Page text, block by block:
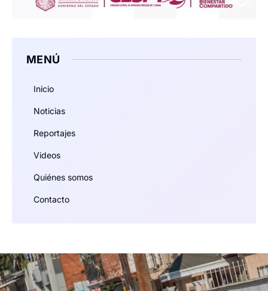
MENÚ
Inicio
Noticias
Reportajes
Videos
Quiénes somos
Contacto